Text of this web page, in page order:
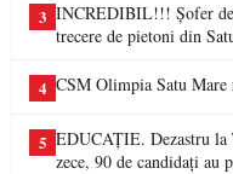
3 INCREDIBIL!!! Șofer de
trecere de pietoni din
4 CSM Olimpia Satu
5 EDUCAȚIE. Dezastru
zece, 90 de candidați au